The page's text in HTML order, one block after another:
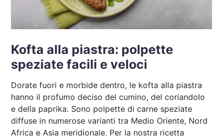
Kofta alla piastra: polpette
speziate facili e veloci
Dorate fuori e morbide dentro, le kofta alla piastra
hanno il profumo deciso del cumino, del coriandolo
e della paprika. Sono polpette di carne speziate
diffuse in numerose varianti tra Medio Oriente, Nord
Africa e Asia meridionale. Per la nostra ricetta